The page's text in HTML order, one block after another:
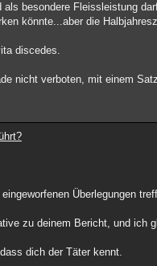
als besondere Fleissleistung
könnte...aber die
discedes.
nicht verboten, mit einem
Überlegungen
zu deinem Bericht, und ich
dich der Täter kennt.